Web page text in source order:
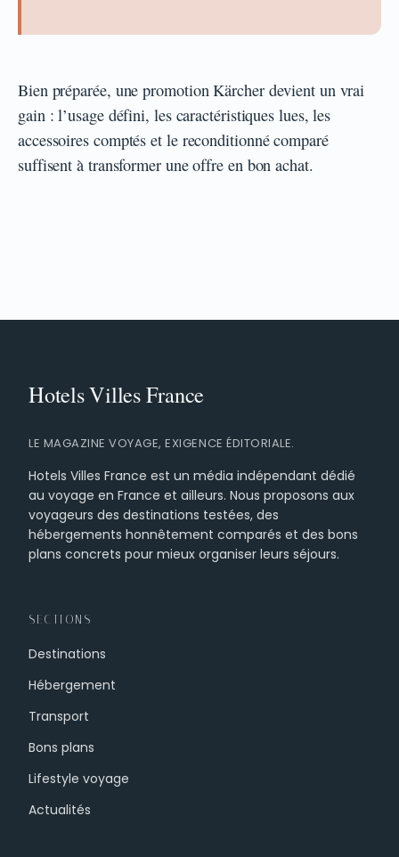
Bien préparée, une promotion Kärcher devient un vrai
gain : l’usage défini, les caractéristiques lues, les
accessoires comptés et le reconditionné comparé
suffisent à transformer une offre en bon achat.
LE MAGAZINE VOYAGE, EXIGENCE ÉDITORIALE.
Hotels Villes France est un média indépendant dédié
au voyage en France et ailleurs. Nous proposons aux
voyageurs des destinations testées, des
hébergements honnêtement comparés et des bons
plans concrets pour mieux organiser leurs séjours.
SECTIONS
Destinations
Hébergement
Transport
Bons plans
Lifestyle voyage
Actualités